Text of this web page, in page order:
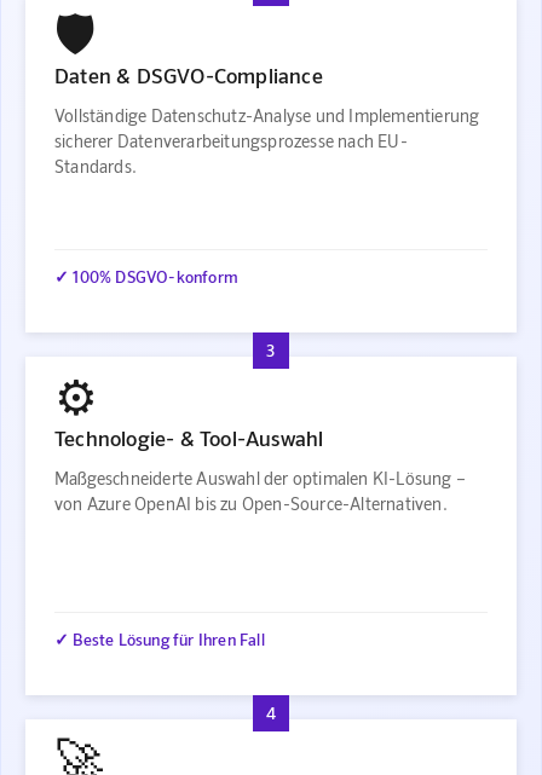
🛡️
Daten & DSGVO-Compliance
Vollständige Datenschutz-Analyse und Implementierung
sicherer Datenverarbeitungsprozesse nach EU-
Standards.
✓ 100% DSGVO-konform
3
⚙️
Technologie- & Tool-Auswahl
Maßgeschneiderte Auswahl der optimalen KI-Lösung –
von Azure OpenAI bis zu Open-Source-Alternativen.
✓ Beste Lösung für Ihren Fall
4
🚀